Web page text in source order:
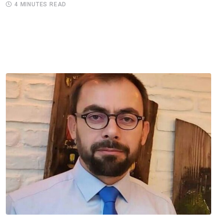
4 MINUTES READ